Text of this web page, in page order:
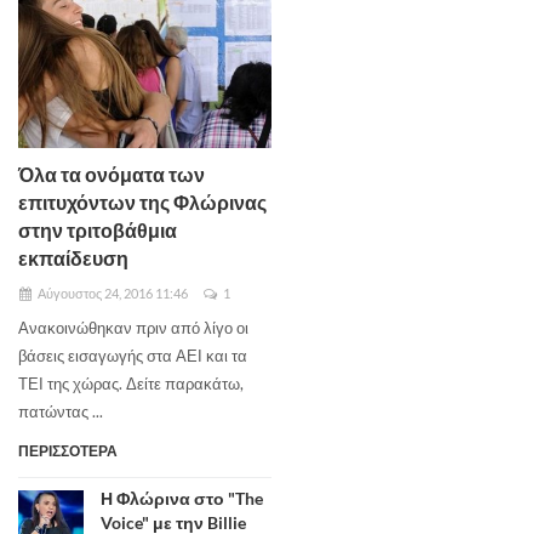
Όλα τα ονόματα των
επιτυχόντων της Φλώρινας
στην τριτοβάθμια
εκπαίδευση
Αύγουστος 24, 2016 11:46 1
Ανακοινώθηκαν πριν από λίγο οι
βάσεις εισαγωγής στα ΑΕΙ και τα
ΤΕΙ της χώρας. Δείτε παρακάτω,
πατώντας ...
ΠΕΡΙΣΣΟΤΕΡΑ
Η Φλώρινα στο "The
Voice" με την Billie